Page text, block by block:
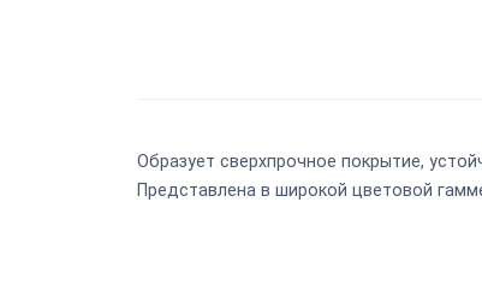
Образует сверхпрочное покрытие,
Представлена в широкой цветовой